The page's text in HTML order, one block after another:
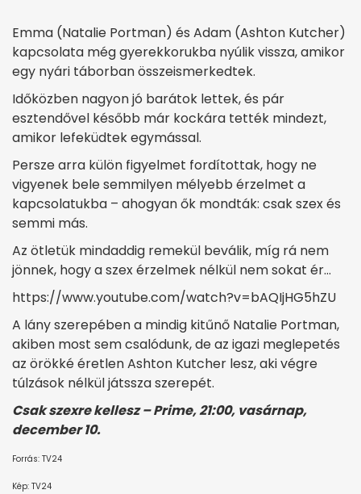
Emma (Natalie Portman) és Adam (Ashton Kutcher)
kapcsolata még gyerekkorukba nyúlik vissza, amikor
egy nyári táborban összeismerkedtek.
Időközben nagyon jó barátok lettek, és pár
esztendővel később már kockára tették mindezt,
amikor lefeküdtek egymással.
Persze arra külön figyelmet fordítottak, hogy ne
vigyenek bele semmilyen mélyebb érzelmet a
kapcsolatukba – ahogyan ők mondták: csak szex és
semmi más.
Az ötletük mindaddig remekül beválik, míg rá nem
jönnek, hogy a szex érzelmek nélkül nem sokat ér…
https://www.youtube.com/watch?v=bAQIjHG5hZU
A lány szerepében a mindig kitűnő Natalie Portman,
akiben most sem csalódunk, de az igazi meglepetés
az örökké éretlen Ashton Kutcher lesz, aki végre
túlzások nélkül játssza szerepét.
Csak szexre kellesz – Prime, 21:00, vasárnap,
december 10.
Forrás: TV24
Kép: TV24